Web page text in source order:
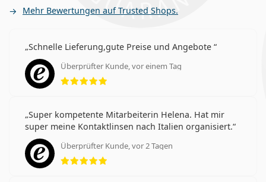
Mehr Bewertungen auf Trusted Shops.
Schnelle Lieferung,gute Preise und Angebote
Überprüfter Kunde, vor einem Tag
Bewertung 5 aus 5
Super kompetente Mitarbeiterin Helena. Hat mir
super meine Kontaktlinsen nach Italien organisiert.
Überprüfter Kunde, vor 2 Tagen
Bewertung 5 aus 5